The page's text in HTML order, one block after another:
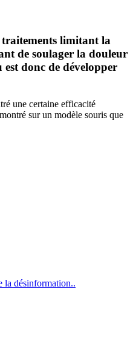
traitements limitant la
de soulager la douleur
est donc de développer
une certaine efficacité
sur un modèle souris que
la désinformation..